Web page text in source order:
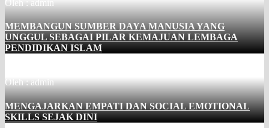
Oleh : admin
MEMBANGUN SUMBER DAYA MANUSIA YANG
UNGGUL SEBAGAI PILAR KEMAJUAN LEMBAGA
PENDIDIKAN ISLAM
Oleh : admin
MENGAJARKAN EMPATI DAN SOCIAL EMOTIONAL
SKILLS SEJAK DINI